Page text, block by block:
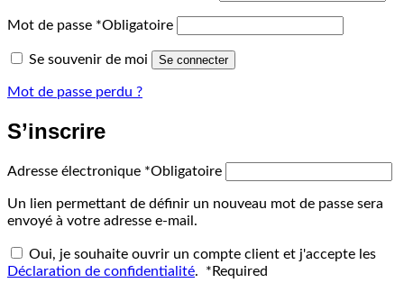
Mot de passe *Obligatoire
Se souvenir de moi Se connecter
Mot de passe perdu ?
S’inscrire
Adresse électronique *Obligatoire
Un lien permettant de définir un nouveau mot de passe sera
envoyé à votre adresse e-mail.
Oui, je souhaite ouvrir un compte client et j'accepte les
Déclaration de confidentialité. *Required